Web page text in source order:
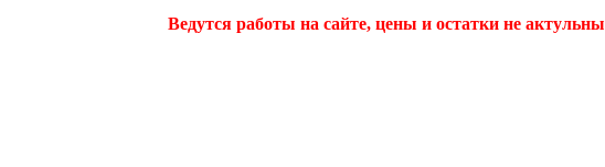
Ведутся работы на сайте, цены и остатки не актульны